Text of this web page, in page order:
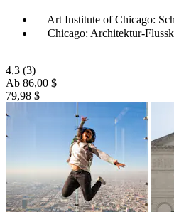
Art Institute of Chicago:
Chicago: Architektur-
4,3 (3)
Ab 86,00 $
79,98 $